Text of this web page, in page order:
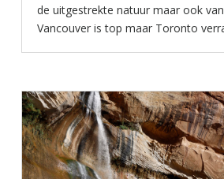
de uitgestrekte natuur maar ook
Vancouver is top maar Toronto